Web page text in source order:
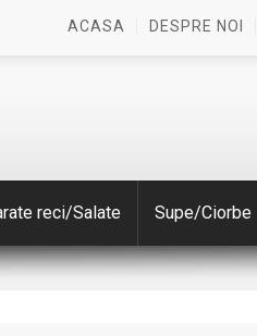
ACASA DESPRE NOI
reci/Salate Supe/Ciorbe